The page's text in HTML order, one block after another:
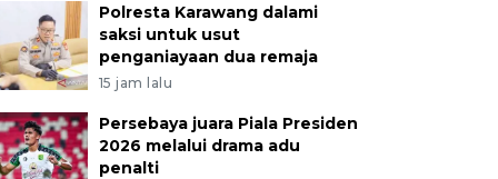
Polresta Karawang dalami
saksi untuk usut
penganiayaan dua remaja
15 jam lalu
Persebaya juara Piala Presiden
2026 melalui drama adu
penalti